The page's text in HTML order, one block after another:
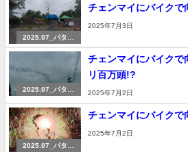
2025.07_パタヤ
→チェンマイ
チェンマイにバイク
2025年7月3日
2025.07_パタヤ
チェンマイにバイク
リ百万頭!?
2025年7月2日
2025.07_パタヤ
チェンマイにバイク
2025年7月2日